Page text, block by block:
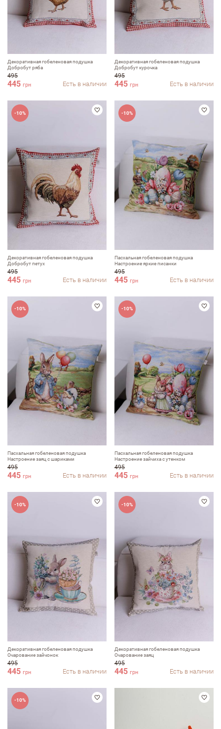
Декоративная гобеленовая подушка
Добробут ряба
495
445 грн Есть в наличии
Декоративная гобеленовая подушка
Добробут курочка
495
445 грн Есть в наличии
-10%
Декоративная гобеленовая подушка
Добробут петух
495
445 грн Есть в наличии
-10%
Пасхальная гобеленовая подушка
Настроение яркие писанки
495
445 грн Есть в наличии
-10%
Пасхальная гобеленовая подушка
Настроение заяц с шариками
495
445 грн Есть в наличии
-10%
Пасхальная гобеленовая подушка
Настроение зайчиха с утенком
495
445 грн Есть в наличии
-10%
Декоративная гобеленовая подушка
Очарование зайчонок
495
445 грн Есть в наличии
-10%
Декоративная гобеленовая подушка
Очарование заяц
495
445 грн Есть в наличии
-10%